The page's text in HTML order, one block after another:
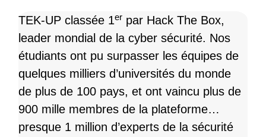
TEK-UP classée 1er par Hack The Box,
leader mondial de la cyber sécurité. Nos
étudiants ont pu surpasser les équipes de
quelques milliers d’universités du monde
de plus de 100 pays, et ont vaincu plus de
900 mille membres de la plateforme…
presque 1 million d’experts de la sécurité